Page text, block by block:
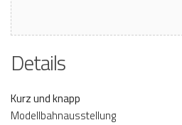
Details
Kurz und knapp
Modellbahnausstellung